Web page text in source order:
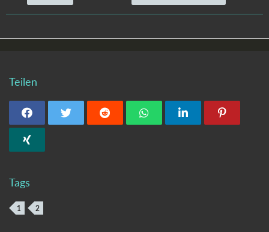
Teilen
Tags
1 2